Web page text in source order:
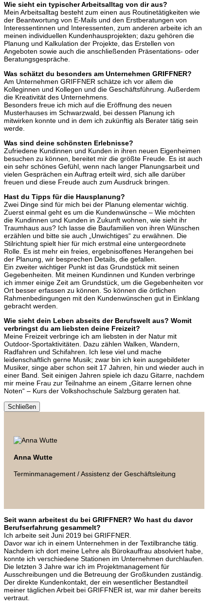
Wie sieht ein typischer Arbeitsalltag von dir aus?
Mein Arbeitsalltag besteht zum einen aus Routinetätigkeiten wie
der Beantwortung von E-Mails und den Erstberatungen von
Interessentinnen und Interessenten, zum anderen arbeite ich an
meinen individuellen Kundenhausprojekten; dazu gehören die
Planung und Kalkulation der Projekte, das Erstellen von
Angeboten sowie auch die anschließenden Präsentations- oder
Beratungsgespräche.
Was schätzt du besonders am Unternehmen GRIFFNER?
Am Unternehmen GRIFFNER schätze ich vor allem die
Kolleginnen und Kollegen und die Geschäftsführung. Außerdem
die Kreativität des Unternehmens.
Besonders freue ich mich auf die Eröffnung des neuen
Musterhauses im Schwarzwald, bei dessen Planung ich
mitwirken konnte und in dem ich zukünftig als Berater tätig sein
werde.
Was sind deine schönsten Erlebnisse?
Zufriedene Kundinnen und Kunden in ihren neuen Eigenheimen
besuchen zu können, bereitet mir die größte Freude. Es ist auch
ein sehr schönes Gefühl, wenn nach langer Planungsarbeit und
vielen Gesprächen ein Auftrag erteilt wird, sich alle darüber
freuen und diese Freude auch zum Ausdruck bringen.
Hast du Tipps für die Hausplanung?
Zwei Dinge sind für mich bei der Planung elementar wichtig.
Zuerst einmal geht es um die Kundenwünsche – Wie möchten
die Kundinnen und Kunden in Zukunft wohnen, wie sieht ihr
Traumhaus aus? Ich lasse die Baufamilien von ihren Wünschen
erzählen und bitte sie auch „Unwichtiges“ zu erwähnen. Die
Stilrichtung spielt hier für mich erstmal eine untergeordnete
Rolle. Es ist mehr ein freies, ergebnisoffenes Herangehen bei
der Planung, wir besprechen Details, die gefallen.
Ein zweiter wichtiger Punkt ist das Grundstück mit seinen
Gegebenheiten. Mit meinen Kundinnen und Kunden verbringe
ich immer einige Zeit am Grundstück, um die Gegebenheiten vor
Ort besser erfassen zu können. So können die örtlichen
Rahmenbedingungen mit den Kundenwünschen gut in Einklang
gebracht werden.
Wie sieht dein Leben abseits der Berufswelt aus? Womit
verbringst du am liebsten deine Freizeit?
Meine Freizeit verbringe ich am liebsten in der Natur mit
Outdoor-Sportaktivitäten. Dazu zählen Walken, Wandern,
Radfahren und Schifahren. Ich lese viel und mache
leidenschaftlich gerne Musik; zwar bin ich kein ausgebildeter
Musiker, singe aber schon seit 17 Jahren, hin und wieder auch in
einer Band. Seit einigen Jahren spiele ich dazu Gitarre, nachdem
mir meine Frau zur Teilnahme an einem „Gitarre lernen ohne
Noten“ – Kurs der Volkshochschule Salzburg geraten hat.
Schließen
Anna Wutte
Terminmanagement / Assistenz der Geschäftsleitung
Seit wann arbeitest du bei GRIFFNER? Wo hast du davor
Berufserfahrung gesammelt?
Ich arbeite seit Juni 2019 bei GRIFFNER.
Davor war ich in einem Unternehmen in der Textilbranche tätig.
Nachdem ich dort meine Lehre als Bürokauffrau absolviert habe,
konnte ich verschiedene Stationen im Unternehmen durchlaufen.
Die letzten 3 Jahre war ich im Projektmanagement für
Ausschreibungen und die Betreuung der Großkunden zuständig.
Der direkte Kundenkontakt, der ein wesentlicher Bestandteil
meiner täglichen Arbeit bei GRIFFNER ist, war mir daher bereits
vertraut.